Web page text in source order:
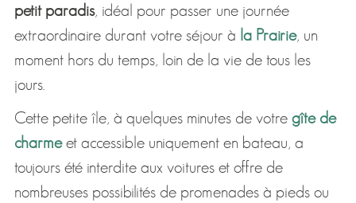
petit paradis, idéal pour passer une journée
extraordinaire durant votre séjour à la Prairie, un
moment hors du temps, loin de la vie de tous les
jours.
Cette petite île, à quelques minutes de votre gîte de
charmeet accessible uniquement en bateau, a
toujours été interdite aux voitures et offre de
nombreuses possibilités de promenades à pieds ou